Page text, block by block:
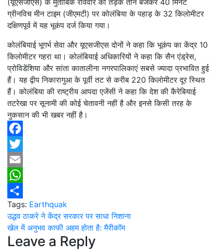
(यूएसजीएस) के मुताबिक रविवार को तड़के तीन बजकर 40 मिनट
ग्रीनविच मीन टाइम (जीएमटी) पर कोलंबिया के पहाड़ के 32 किलोमीटर
दक्षिणपूर्व में यह भूकंप दर्ज किया गया।
कोलंबियाई भूगर्भ सेवा और यूएसजीएस दोनों ने कहा कि भूकंप का केंद्र 10
किलोमीटर गहरा था। कोलंबियाई अधिकारियों ने कहा कि सैन एंड्रेस,
प्रोविडेंशिया और सांता कातालीना नगरपालिकाएं सबसे ज्यादा प्रभावित हुई
हैं। यह द्वीप निकारागुआ के पूर्वी तट से करीब 220 किलोमीटर दूर स्थित
हैं। कोलंबिया की राष्ट्रीय आपदा एजेंसी ने कहा कि देश की कैरेबियाई
तटरेखा पर सूनामी की कोई चेतावनी नहीं है और इनसे किसी तरह के
नुकसान की भी खबर नहीं है।
Facebook
Twitter
Email
WhatsApp
Share
Tags: Earthquak
Post
navigation
उद्धव ठाकरे ने केंद्र सरकार पर साधा निशाना
खेल में अनुभव काफी अहम होता है: मैरीकॉम
Leave a Reply